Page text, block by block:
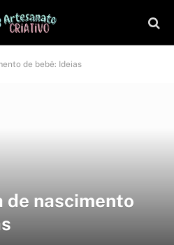
de bebê: Ideias
de nascimento